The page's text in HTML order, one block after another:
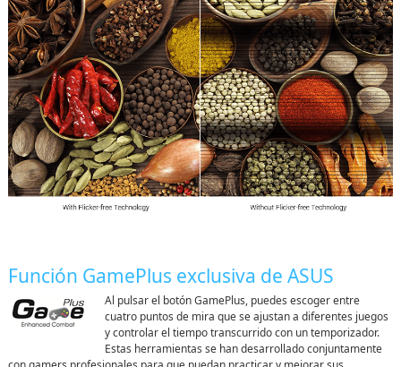
Función GamePlus exclusiva de ASUS
Al pulsar el botón GamePlus, puedes escoger entre
cuatro puntos de mira que se ajustan a diferentes juegos
y controlar el tiempo transcurrido con un temporizador.
Estas herramientas se han desarrollado conjuntamente